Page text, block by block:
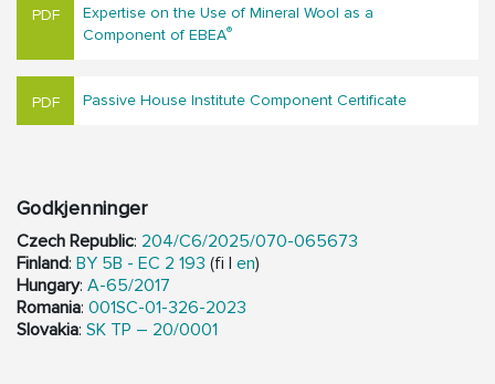
Expertise on the Use of Mineral Wool as a
Component of EBEA®
Passive House Institute Component Certificate
Godkjenninger
Czech Republic: 204/C6/2025/070-065673
Finland: BY 5B - EC 2 193 (fi | en)
Hungary: A-65/2017
Romania: 001SC-01-326-2023
Slovakia: SK TP – 20/0001